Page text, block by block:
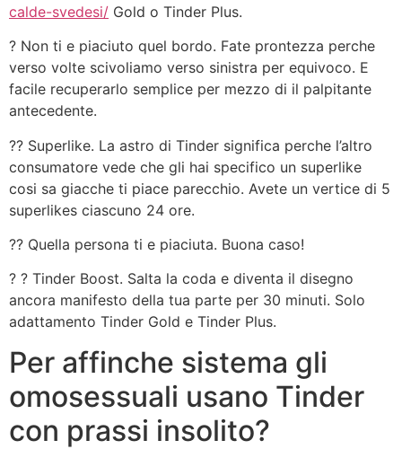
calde-svedesi/ Gold o Tinder Plus.
? Non ti e piaciuto quel bordo. Fate prontezza perche
verso volte scivoliamo verso sinistra per equivoco. E
facile recuperarlo semplice per mezzo di il palpitante
antecedente.
?? Superlike. La astro di Tinder significa perche l’altro
consumatore vede che gli hai specifico un superlike
cosi sa giacche ti piace parecchio. Avete un vertice di 5
superlikes ciascuno 24 ore.
?? Quella persona ti e piaciuta. Buona caso!
? ? Tinder Boost. Salta la coda e diventa il disegno
ancora manifesto della tua parte per 30 minuti. Solo
adattamento Tinder Gold e Tinder Plus.
Per affinche sistema gli
omosessuali usano Tinder
con prassi insolito?